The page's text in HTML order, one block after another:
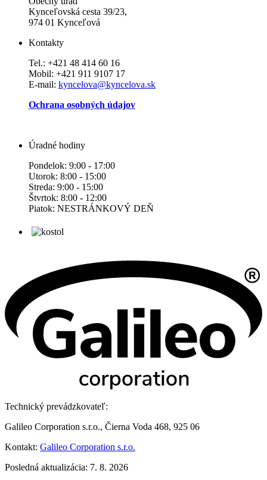
Kynceľovská cesta 39/23,
974 01 Kynceľová
Kontakty
Tel.: +421 48 414 60 16
Mobil: +421 911 9107 17
E-mail: kyncelova@kyncelova.sk
Ochrana osobných údajov
Úradné hodiny
Pondelok: 9:00 - 17:00
Utorok: 8:00 - 15:00
Streda: 9:00 - 15:00
Štvrtok: 8:00 - 12:00
Piatok: NESTRÁNKOVÝ DEŇ
Technický prevádzkovateľ:
Galileo Corporation s.r.o., Čierna Voda 468, 925 06
Kontakt: Galileo Corporation s.r.o.
Posledná aktualizácia: 7. 8. 2026